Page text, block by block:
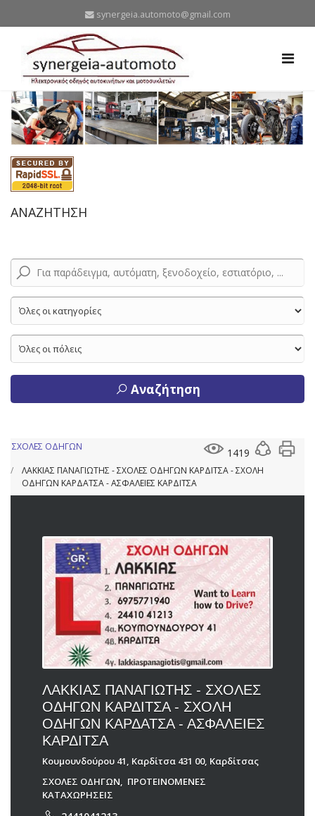
synergeia.automoto@gmail.com
ΑΝΑΖΗΤΗΣΗ
Αναζήτηση
1419
ΣΧΟΛΕΣ ΟΔΗΓΩΝ
ΛΑΚΚΙΑΣ ΠΑΝΑΓΙΩΤΗΣ - ΣΧΟΛΕΣ ΟΔΗΓΩΝ ΚΑΡΔΙΤΣΑ - ΣΧΟΛΗ
ΟΔΗΓΩΝ ΚΑΡΔΑΤΣΑ - ΑΣΦΑΛΕΙΕΣ ΚΑΡΔΙΤΣΑ
ΛΑΚΚΙΑΣ ΠΑΝΑΓΙΩΤΗΣ - ΣΧΟΛΕΣ
ΟΔΗΓΩΝ ΚΑΡΔΙΤΣΑ - ΣΧΟΛΗ
ΟΔΗΓΩΝ ΚΑΡΔΑΤΣΑ - ΑΣΦΑΛΕΙΕΣ
ΚΑΡΔΙΤΣΑ
Κουμουνδούρου 41, Καρδίτσα 431 00, Καρδίτσας
ΣΧΟΛΕΣ ΟΔΗΓΩΝ
ΠΡΟΤΕΙΝΟΜΕΝΕΣ
ΚΑΤΑΧΩΡΗΣΕΙΣ